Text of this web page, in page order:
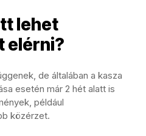
lehet
elérni?
de általában a kasza
esetén már 2 hét alatt is
például
közérzet.